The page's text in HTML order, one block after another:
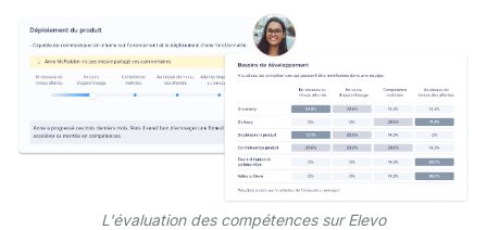
L'évaluation des compétences sur Elevo